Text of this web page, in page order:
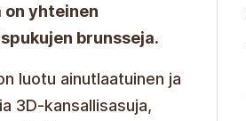
on yhteinen
brunsseja.
luotu ainutlaatuinen ja
3D-kansallisasuja,